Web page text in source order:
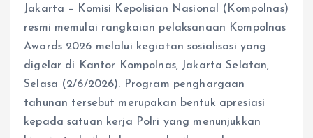
Jakarta – Komisi Kepolisian Nasional (Kompolnas)
resmi memulai rangkaian pelaksanaan Kompolnas
Awards 2026 melalui kegiatan sosialisasi yang
digelar di Kantor Kompolnas, Jakarta Selatan,
Selasa (2/6/2026). Program penghargaan
tahunan tersebut merupakan bentuk apresiasi
kepada satuan kerja Polri yang menunjukkan